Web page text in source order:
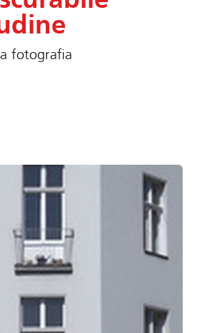
fotografia